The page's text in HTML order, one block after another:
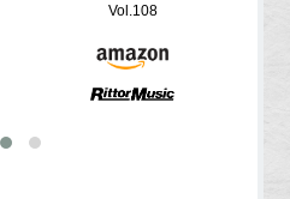
Vol.108